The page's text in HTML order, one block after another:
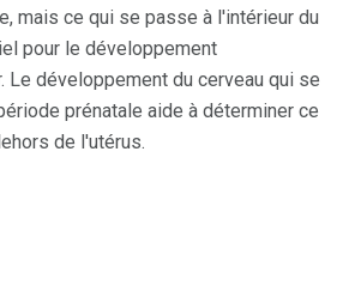
mais ce qui se passe à l'intérieur du
pour le développement
Le développement du cerveau qui se
prénatale aide à déterminer ce
de l'utérus.